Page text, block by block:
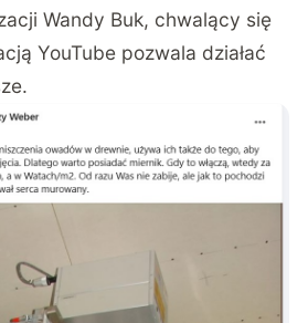
Wandy Buk, chwalący się
YouTube pozwala działać